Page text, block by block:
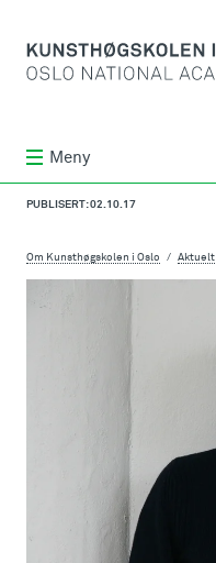
Meny
PUBLISERT: 02.10.17
Om Kunsthøgskolen i Oslo Aktuelt